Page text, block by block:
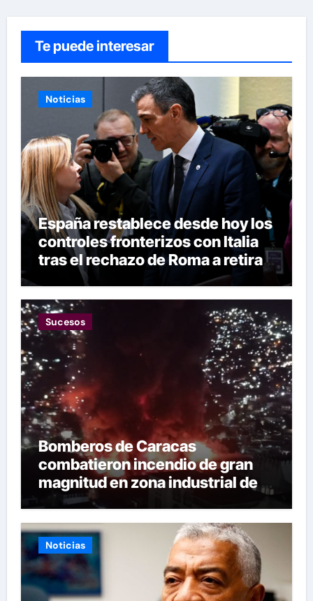
Te puede interesar
Noticias
España restablece desde hoy los
controles fronterizos con Italia
tras el rechazo de Roma a retirar
las restricciones
Sucesos
Bomberos de Caracas
combatieron incendio de gran
magnitud en zona industrial de El
Llanito
Noticias